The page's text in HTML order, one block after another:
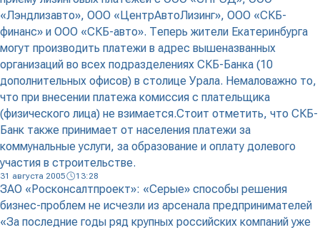
«Лэндлизавто», ООО «ЦентрАвтоЛизинг», ООО «СКБ-
финанс» и ООО «СКБ-авто». Теперь жители Екатеринбурга
могут производить платежи в адрес вышеназванных
организаций во всех подразделениях СКБ-Банка (10
дополнительных офисов) в столице Урала. Немаловажно то,
что при внесении платежа комиссия с плательщика
(физического лица) не взимается.Стоит отметить, что СКБ-
Банк также принимает от населения платежи за
коммунальные услуги, за образование и оплату долевого
участия в строительстве.
31 августа 2005 13:28
ЗАО «Росконсалтпроект»: «Серые» способы решения
бизнес-проблем не исчезли из арсенала предпринимателей
«За последние годы ряд крупных российских компаний уже